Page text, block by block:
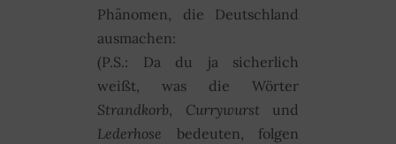
Phänomen, die Deutschland
ausmachen:
(P.S.: Da du ja sicherlich
weißt, was die Wörter
Strandkorb
Currywurst und
Lederhose bedeuten, folgen